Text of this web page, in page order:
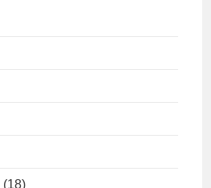
(18)